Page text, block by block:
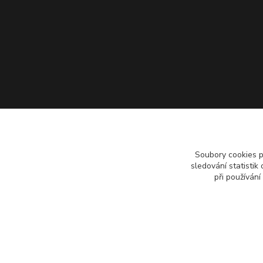
Soubory cookies
sledování statistik
při